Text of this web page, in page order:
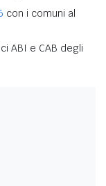
con i comuni al
ABI e CAB degli